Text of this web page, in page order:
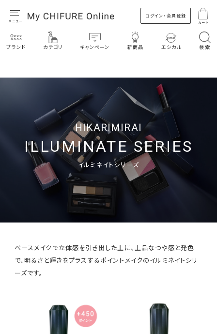
ログイン・会員登録
カート
ブランド カテゴリ キャンペーン 新商品 エシカル 検索
HIKARIMIRAI
ILLUMINATE SERIES
イルミネイトシリーズ
ベースメイクで立体感を引き出した上に、上品なつや感と発色
で、明るさと輝きをプラスするポイントメイクのイルミネイトシリ
ーズです。